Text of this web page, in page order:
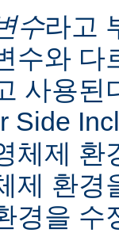
수라고
수와 다
사용된
Side
체제 환
제 환경
경을 수